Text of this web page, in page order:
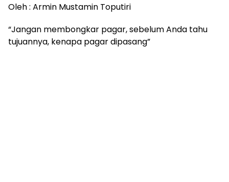
Oleh : Armin Mustamin Toputiri
“Jangan membongkar pagar, sebelum Anda tahu
tujuannya, kenapa pagar dipasang”